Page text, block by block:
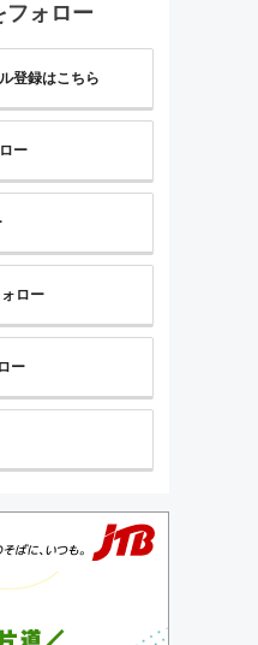
フォロー
登録はこちら
ー
ロー
ー